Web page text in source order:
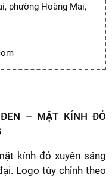
phường Hoàng Mai,
– MẶT KÍNH ĐỎ
kính đỏ xuyên sáng
Logo tùy chỉnh theo